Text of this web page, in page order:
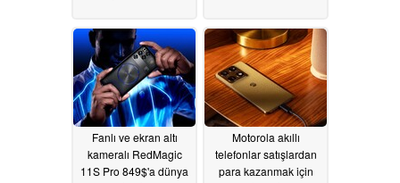
Fanlı ve ekran altı
kameralı RedMagic
11S Pro 849$'a dünya
Motorola akıllı
telefonlar satışlardan
para kazanmak için